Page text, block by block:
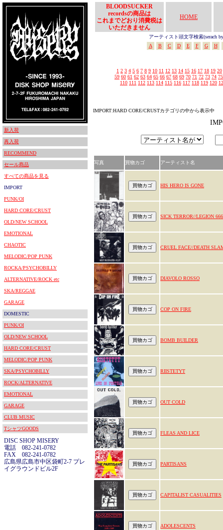
新入荷
再入荷
RECOMMEND
セール商品
すべての商品を見る
IMPORT
PUNK/OI
HARD CORE/CRUST
OLD/NEW SCHOOL
EMOTIONAL
CHAOTIC
MELODIC/POP PUNK
ROCKA/PSYCHOBILLY
ALTERNATIVE/ROCK etc
SKA/REGGAE
GARAGE
DOMESTIC
PUNK/OI
OLD/NEW SCHOOL
HARD CORE/CRUST
MELODIC/POP PUNK
SKA/PSYCHOBILLY
ROCK/ALTERNATIVE
EMOTIONAL
GARAGE
CLUB MUSIC
TシャツGOODS
DISC SHOP MISERY
電話 082-241-0782
FAX 082-241-0782
広島県広島市中区袋町2-7 プレ
イグラウンドビル2F
BLOODSUCKER
recordsの商品は
これまでどおり消費税は
いただきません
HOME
アーティスト頭文字検索(serach
A
B C D E F G H
1 2 3 4 5 6 7 8 9 10 11 12 13 14 15 16 17 18 19 20
59 60 61 62 63 64 65 66 67 68 69 70 71 72 73 74 75
110 111 112 113 114 115 116 117 118 119 120
IMPORT:HARD CORE/CRUSTカテゴリの中から表示中
写真 買物カゴ アーティスト名
HIS HERO IS GONE
SICK TERROR//LEGION 666
CRUEL FACE//DEATH
DIAVOLO ROSSO
COP ON FIRE
BOMB BUILDER
RIISTETYT
OUT COLD
FLEAS AND LICE
PARTISANS
CAPITALIST CASUALITIES
ADOLESCENTS